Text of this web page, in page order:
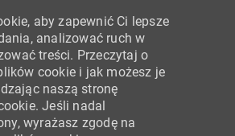
aby zapewnić Ci lepsze
analizować ruch w
treści. Przeczytaj o
cookie i jak możesz je
naszą stronę
Jeśli nadal
wyrażasz zgodę na